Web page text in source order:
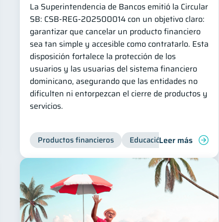
La Superintendencia de Bancos emitió la Circular
SB: CSB‑REG‑202500014 con un objetivo claro:
garantizar que cancelar un producto financiero
sea tan simple y accesible como contratarlo. Esta
disposición fortalece la protección de los
usuarios y las usuarias del sistema financiero
dominicano, asegurando que las entidades no
dificulten ni entorpezcan el cierre de productos y
servicios.
Productos financieros Educación financiera
Leer más